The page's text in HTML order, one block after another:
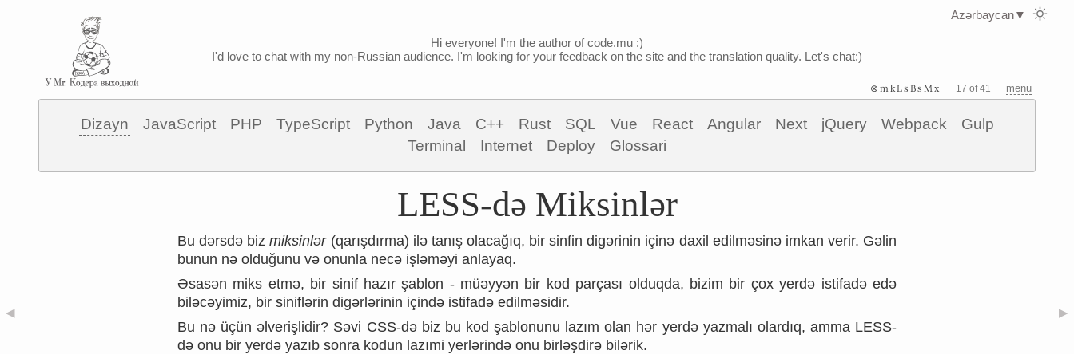
Hi everyone! I'm the author of code.mu :)
I'd love to chat with my non-Russian audience. I'm looking for your feedback on the site and the translation quality. Let's chat:)
⊗mkLsBsMx 17 of 41 menu
Dizayn JavaScript PHP TypeScript Python Java C++ Rust SQL Vue React Angular Next jQuery Webpack
Gulp
Terminal
Internet Deploy Glossari
◀ ▶
LESS-də Miksinlər
Bu dərsdə bizmiksinlər(qarışdırma) ilə tanış olacağıq, bir sinfin digərinin içinə daxil edilməsinə imkan verir. Gəlin
bunun nə olduğunu və onunla necə işləməyi anlayaq.
Əsasən miks etmə, bir sinif hazır şablon - müəyyən bir kod parçası olduqda, bizim bir çox yerdə istifadə edə
biləcəyimiz, bir siniflərin digərlərinin içində istifadə edilməsidir.
Bu nə üçün əlverişlidir? Səvi CSS-də biz bu kod şablonunu lazım olan hər yerdə yazmalı olardıq, amma LESS-
də onu bir yerdə yazıb sonra kodun lazımi yerlərində onu birləşdirə bilərik.
Azərbaycan▼